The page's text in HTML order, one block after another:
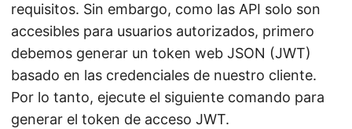
requisitos. Sin embargo, como las API solo son
accesibles para usuarios autorizados, primero
debemos generar un token web JSON (JWT)
basado en las credenciales de nuestro cliente.
Por lo tanto, ejecute el siguiente comando para
generar el token de acceso JWT.